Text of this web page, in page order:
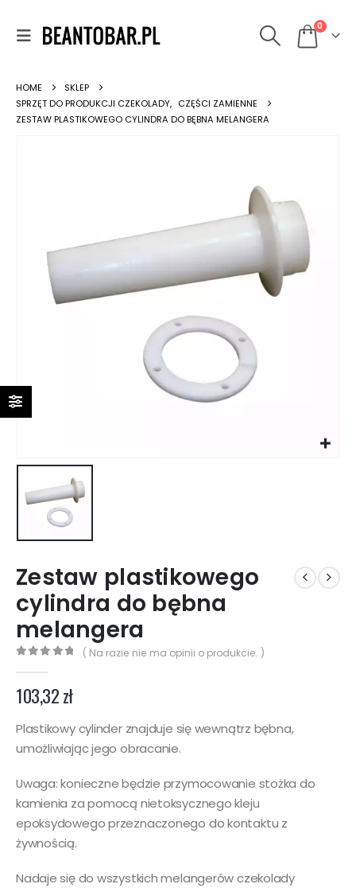
0
HOME
SKLEP
SPRZĘT DO PRODUKCJI CZEKOLADY, CZĘŚCI ZAMIENNE
ZESTAW PLASTIKOWEGO CYLINDRA DO BĘBNA MELANGERA
Zestaw plastikowego
cylindra do bębna
melangera
( Na razie nie ma opinii o produkcie. )
103,32zł
Plastikowy cylinder znajduje się wewnątrz bębna,
umożliwiając jego obracanie.
Uwaga: konieczne będzie przymocowanie stożka do
kamienia za pomocą nietoksycznego kleju
epoksydowego przeznaczonego do kontaktu z
żywnością.
Nadaje się do wszystkich melangerów czekolady